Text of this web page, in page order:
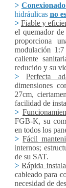
>
hidráulicas no
> Fiable y
el quemador
proporciona
modulación
caliente
reducido y su
>Perfecta
dimensiones
27cm,
facilidad de
>
FGB-K, su
en todos los
> Fácil
internos;
de su SAT.
>Rápida
cableado para
necesidad de